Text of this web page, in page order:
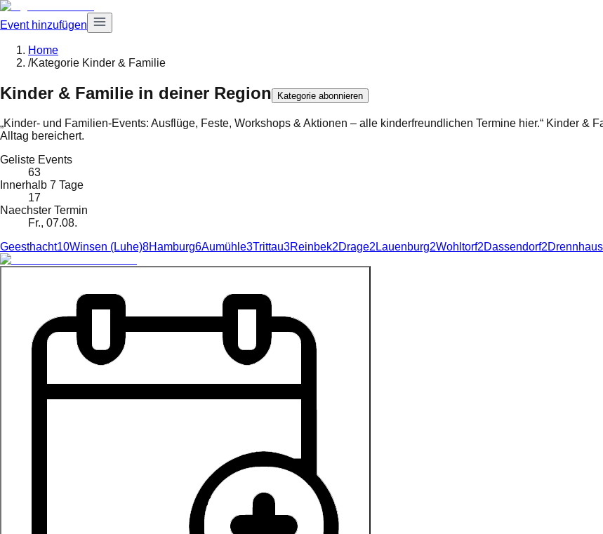
Event hinzufügen
Home
/Kategorie Kinder & Familie
Kinder & Familie in deiner Region Kategorie abonnieren
„Kinder- und Familien-Events: Ausflüge, Feste, Workshops & Aktionen – alle kinderfreundlichen Termine hier.“ Kinder &
Alltag bereichert.
Geliste Events
63
Innerhalb 7 Tage
17
Naechster Termin
Fr., 07.08.
Geesthacht10Winsen (Luhe)8Hamburg6Aumühle3Trittau3Reinbek2Drage2 Lauenburg2Wohltorf2Dassendorf2